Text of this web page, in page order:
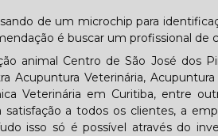
de um microchip para
é buscar um profissional de
animal Centro de São José dos
Acupuntura Veterinária,
Veterinária em Curitiba, entre
a todos os clientes, a
isso só é possível através do